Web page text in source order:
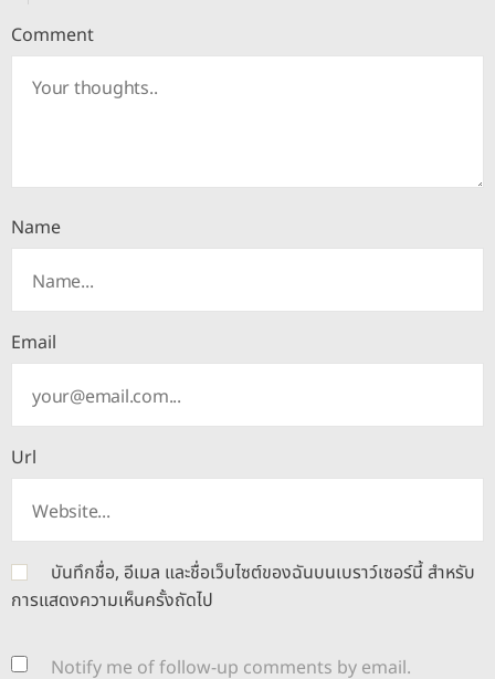
Comment
Name
Email
Url
บันทึกชื่อ, อีเมล และชื่อเว็บไซต์ของฉันบนเบราว์เซอร์นี้ สำหรับ
การแสดงความเห็นครั้งถัดไป
Notify me of follow-up comments by email.